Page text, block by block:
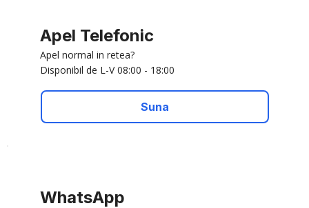
Apel Telefonic
Apel normal in retea?
Disponibil de L-V 08:00 - 18:00
Suna
WhatsApp